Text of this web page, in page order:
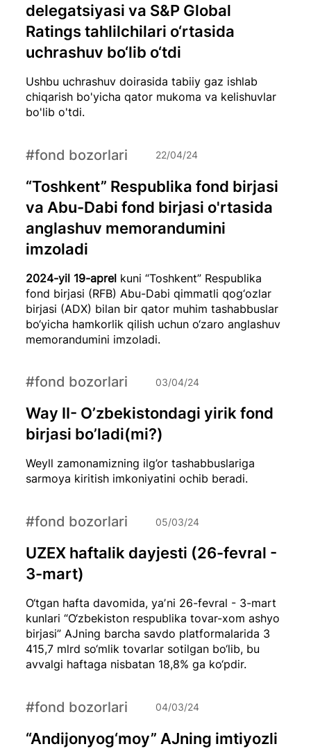
Ushbu uchrashuv doirasida tabiiy gaz ishlab
chiqarish bo'yicha qator mukoma va kelishuvlar
bo'lib o'tdi.
delegatsiyasi va S&P Global
Ratings tahlilchilari o‘rtasida
uchrashuv bo‘lib o‘tdi
2024-yil 19-aprelkuni “Toshkent” Respublika
fond birjasi (RFB) Abu-Dabi qimmatli qog‘ozlar
birjasi (ADX) bilan bir qator muhim tashabbuslar
bo‘yicha hamkorlik qilish uchun o‘zaro anglashuv
memorandumini imzoladi.
“Toshkent” Respublika fond birjasi
va Abu-Dabi fond birjasi o'rtasida
anglashuv memorandumini
imzoladi
#fond bozorlari 22/04/24
Weyll zamonamizning ilg’or tashabbuslariga
sarmoya kiritish imkoniyatini ochib beradi.
Way II- O’zbekistondagi yirik fond
birjasi bo’ladi(mi?)
#fond bozorlari 03/04/24
O‘tgan hafta davomida, yaʼni 26-fevral - 3-mart
kunlari “O‘zbekiston respublika tovar-xom ashyo
birjasi” AJning barcha savdo platformalarida 3
415,7 mlrd so‘mlik tovarlar sotilgan bo‘lib, bu
avvalgi haftaga nisbatan 18,8% ga ko‘pdir.
UZEX haftalik dayjesti (26-fevral -
3-mart)
#fond bozorlari 05/03/24
“Andijonyog‘moy” AJning imtiyozli
#fond bozorlari 04/03/24